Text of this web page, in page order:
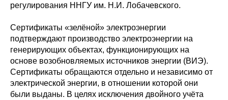
регулирования ННГУ им. Н.И. Лобачевского.
Сертификаты «зелёной» электроэнергии
подтверждают производство электроэнергии на
генерирующих объектах, функционирующих на
основе возобновляемых источников энергии (ВИЭ).
Сертификаты обращаются отдельно и независимо от
электрической энергии, в отношении которой они
были выданы. В целях исключения двойного учёта